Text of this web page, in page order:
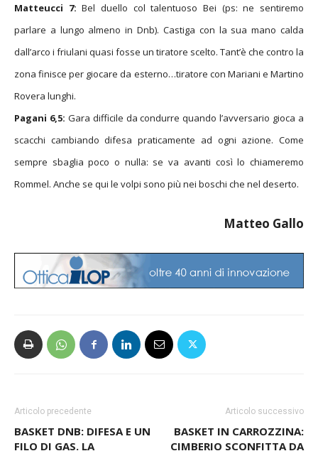
Matteucci 7: Bel duello col talentuoso Bei (ps: ne sentiremo
parlare a lungo almeno in Dnb). Castiga con la sua mano calda
dall’arco i friulani quasi fosse un tiratore scelto. Tant’è che contro la
zona finisce per giocare da esterno…tiratore con Mariani e Martino
Rovera lunghi.
Pagani 6,5: Gara difficile da condurre quando l’avversario gioca a
scacchi cambiando difesa praticamente ad ogni azione. Come
sempre sbaglia poco o nulla: se va avanti così lo chiameremo
Rommel. Anche se qui le volpi sono più nei boschi che nel deserto.
Matteo Gallo
Articolo precedente
BASKET DNB: DIFESA E UN
FILO DI GAS. LA
Articolo successivo
BASKET IN CARROZZINA:
CIMBERIO SCONFITTA DA